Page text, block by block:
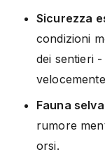
Sicurezza
condizioni
dei sentieri
Fauna
rumore
orsi.